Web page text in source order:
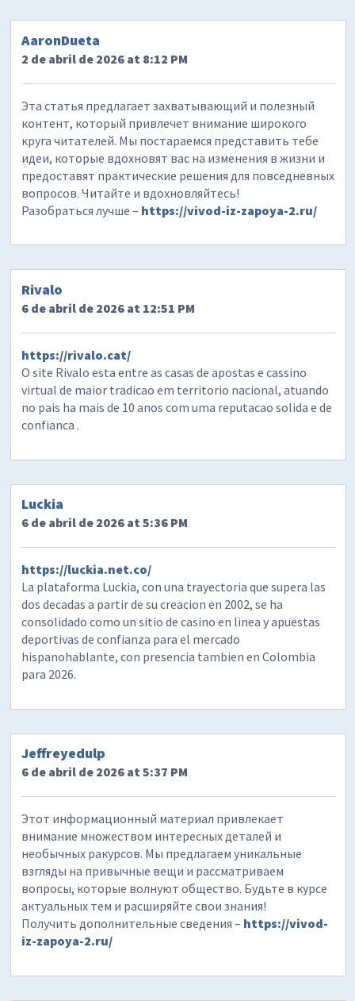
AaronDueta
2 de abril de 2026 at 8:12 PM
Эта статья предлагает захватывающий и полезный
контент, который привлечет внимание широкого
круга читателей. Мы постараемся представить тебе
идеи, которые вдохновят вас на изменения в жизни и
предоставят практические решения для повседневных
вопросов. Читайте и вдохновляйтесь!
Разобраться лучше – https://vivod-iz-zapoya-2.ru/
Rivalo
6 de abril de 2026 at 12:51 PM
https://rivalo.cat/
O site Rivalo esta entre as casas de apostas e cassino
virtual de maior tradicao em territorio nacional, atuando
no pais ha mais de 10 anos com uma reputacao solida e de
confianca .
Luckia
6 de abril de 2026 at 5:36 PM
https://luckia.net.co/
La plataforma Luckia, con una trayectoria que supera las
dos decadas a partir de su creacion en 2002, se ha
consolidado como un sitio de casino en linea y apuestas
deportivas de confianza para el mercado
hispanohablante, con presencia tambien en Colombia
para 2026.
Jeffreyedulp
6 de abril de 2026 at 5:37 PM
Этот информационный материал привлекает
внимание множеством интересных деталей и
необычных ракурсов. Мы предлагаем уникальные
взгляды на привычные вещи и рассматриваем
вопросы, которые волнуют общество. Будьте в курсе
актуальных тем и расширяйте свои знания!
Получить дополнительные сведения – https://vivod-
iz-zapoya-2.ru/